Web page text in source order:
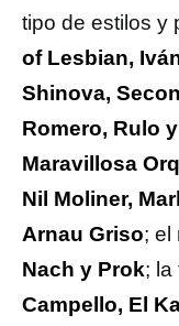
tipo de estilos y
of Lesbian,
Shinova,
Romero, Rulo
Maravillosa
Nil Moliner,
Arnau Griso; el
Nach y Prok; la
Campello, El